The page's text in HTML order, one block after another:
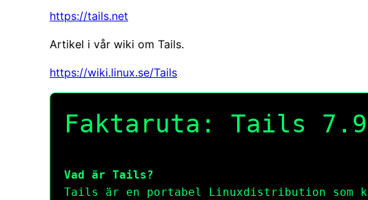
https://tails.net
Artikel i vår wiki om Tails.
https://wiki.linux.se/Tails
Faktaruta: Tails 7.9
Vad är Tails?
Tails är en portabel Linuxdistribution som